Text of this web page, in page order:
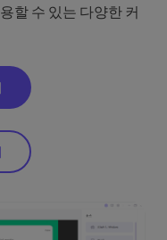
할 수 있는 다양한 커